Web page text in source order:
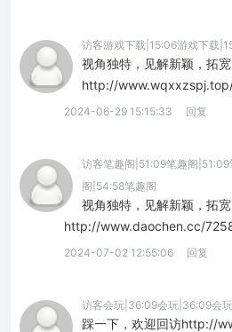
访客游戏下载|15:06游戏下载
视角独特，见解新颖，拓宽
http://
2024-06-29 15:15:33 回复
访客笔趣阁|51:09笔趣阁
阁|54:58笔趣阁
视角独特，见解新颖，拓宽
http://www.daochen.cc/
2024-07-02 12:55:06 回复
访客会玩|36:09会玩|36:09会
踩一下，欢迎回访http://